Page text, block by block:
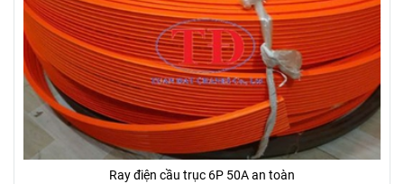
Ray điện cầu trục 6P 50A an toàn